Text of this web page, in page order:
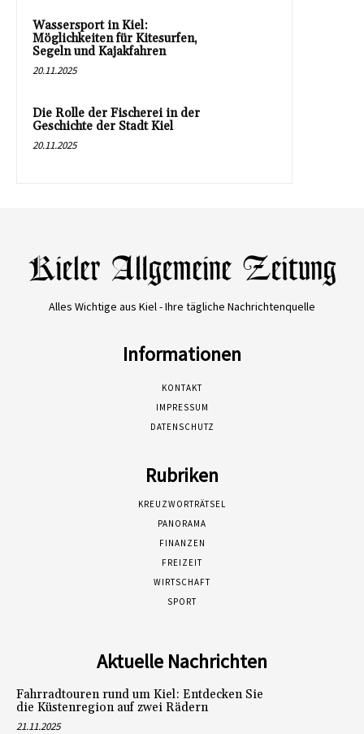
Wassersport in Kiel:
Möglichkeiten für Kitesurfen,
Segeln und Kajakfahren
20.11.2025
Die Rolle der Fischerei in der
Geschichte der Stadt Kiel
20.11.2025
Alles Wichtige aus Kiel - Ihre tägliche Nachrichtenquelle
Informationen
KONTAKT
IMPRESSUM
DATENSCHUTZ
Rubriken
KREUZWORTRÄTSEL
PANORAMA
FINANZEN
FREIZEIT
WIRTSCHAFT
SPORT
Aktuelle Nachrichten
Fahrradtouren rund um Kiel: Entdecken Sie
die Küstenregion auf zwei Rädern
21.11.2025